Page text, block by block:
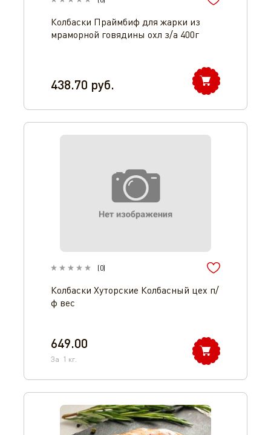
Колбаски Праймбиф для жарки из
мраморной говядины охл з/а 400г
438.70 руб.
(0)
Колбаски Хуторские Колбасный цех п/
ф вес
649.00
За 1 кг.